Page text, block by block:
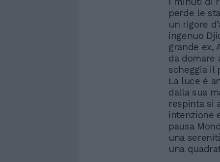
perde le
un rigore
ingenuo
grande ex,
da domare
scheggia il
La luce è
dalla sua
respinta si
intenzione
pausa
una
una